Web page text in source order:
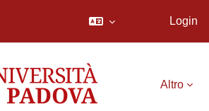
Login
Altro